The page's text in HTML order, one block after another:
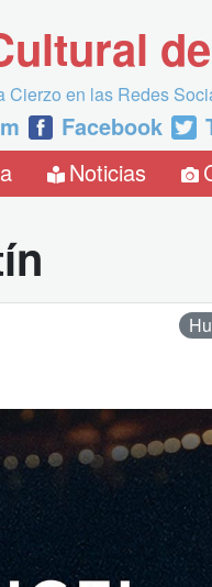
Cierzo en las Redes
Facebook
Noticias